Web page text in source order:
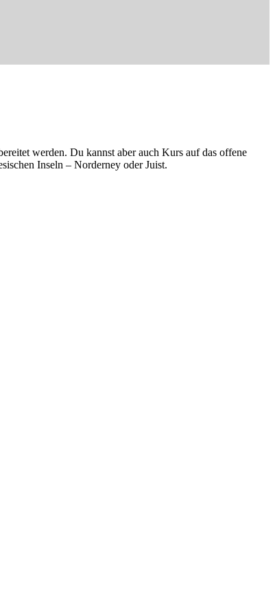
werden. Du kannst aber auch Kurs auf das offene
Inseln – Norderney oder Juist.